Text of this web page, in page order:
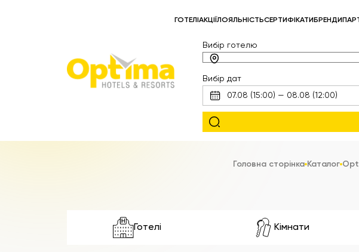
ГОТЕЛІАКЦІЇЛОЯЛЬНІСТЬСЕРТИФІКАТИБРЕНДИ
Вибір готелю
Вибір дат
Головна сторінка Каталог
Готелі Кімнати